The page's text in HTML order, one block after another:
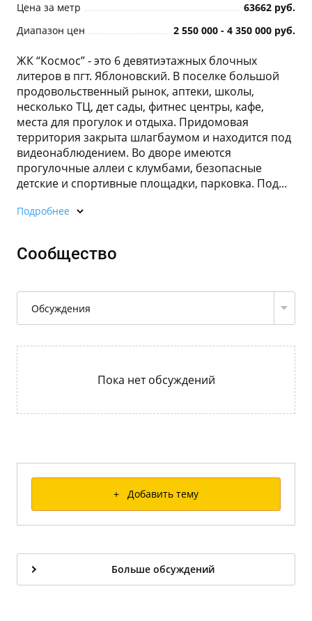
Цена за метр
63662 руб.
Диапазон цен
2 550 000 - 4 350 000 руб.
ЖК “Космос” - это 6 девятиэтажных блочных
литеров в пгт. Яблоновский. В поселке большой
продовольственный рынок, аптеки, школы,
несколько ТЦ, дет сады, фитнес центры, кафе,
места для прогулок и отдыха. Придомовая
территория закрыта шлагбаумом и находится под
видеонаблюдением. Во дворе имеются
прогулочные аллеи с клумбами, безопасные
детские и спортивные площадки, парковка. Под...
Подробнее
Сообщество
Обсуждения
Пока нет обсуждений
+ Добавить тему
Больше обсуждений